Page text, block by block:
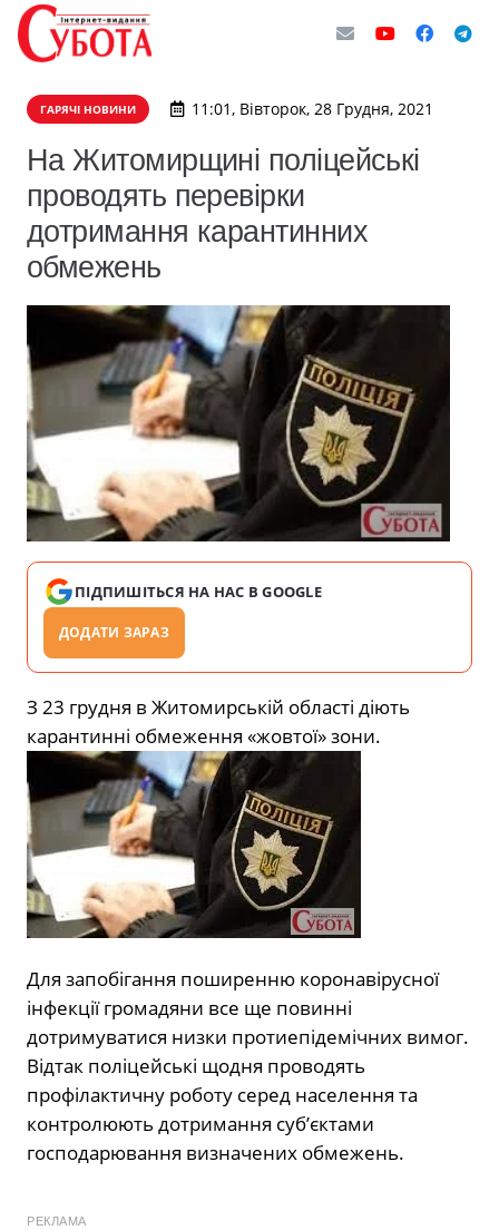
ГАРЯЧІ НОВИНИ 11:01, Вівторок, 28 Грудня, 2021
На Житомирщині поліцейські
проводять перевірки
дотримання карантинних
обмежень
ПІДПИШІТЬСЯ НА НАС В GOOGLE
ДОДАТИ ЗАРАЗ
З 23 грудня в Житомирській області діють
карантинні обмеження «жовтої» зони.
Для запобігання поширенню коронавірусної
інфекції громадяни все ще повинні
дотримуватися низки протиепідемічних вимог.
Відтак поліцейські щодня проводять
профілактичну роботу серед населення та
контролюють дотримання суб’єктами
господарювання визначених обмежень.
РЕКЛАМА